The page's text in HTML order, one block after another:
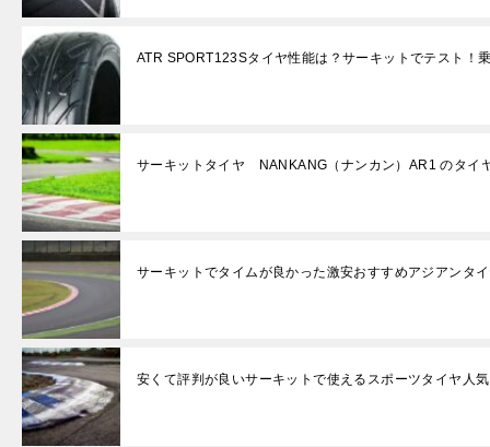
ATR SPORT123Sタイヤ性能は？サーキットでテスト！
サーキットタイヤ NANKANG（ナンカン）AR1 のタイ
サーキットでタイムが良かった激安おすすめアジアンタ
安くて評判が良いサーキットで使えるスポーツタイヤ